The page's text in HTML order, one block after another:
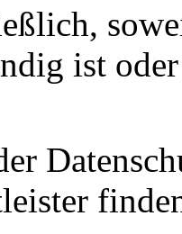
ist